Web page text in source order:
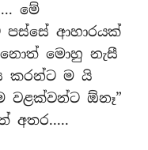
මේ
පස්සේ ආහාරයක්
මොහු නැසී
කරන්ට ම යි
වළක්වන්ට ඕනෑ”
අතර.....